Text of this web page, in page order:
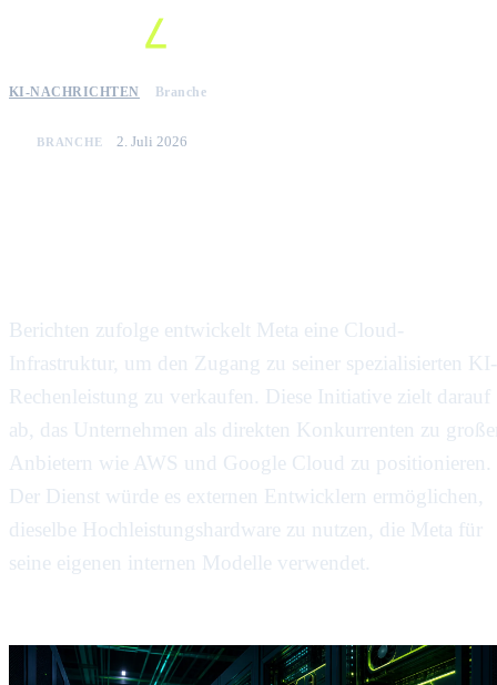
KI-NACHRICHTEN Branche
BRANCHE 2. Juli 2026
Berichten zufolge entwickelt Meta eine Cloud-
Infrastruktur, um den Zugang zu seiner spezialisierten KI-
Rechenleistung zu verkaufen. Diese Initiative zielt darauf
ab, das Unternehmen als direkten Konkurrenten zu
Anbietern wie AWS und Google Cloud zu positionieren.
Der Dienst würde es externen Entwicklern ermöglichen,
dieselbe Hochleistungshardware zu nutzen, die Meta für
seine eigenen internen Modelle verwendet.